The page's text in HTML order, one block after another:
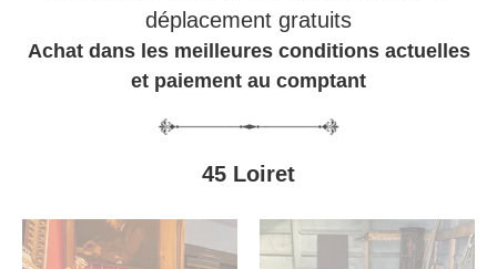
déplacement gratuits
Achat dans les meilleures conditions actuelles
et paiement au comptant
45 Loiret